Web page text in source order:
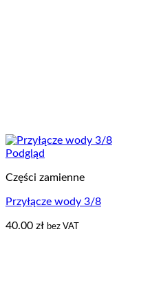
Podgląd
Części zamienne
Przyłącze wody 3/8
40.00 zł bez VAT